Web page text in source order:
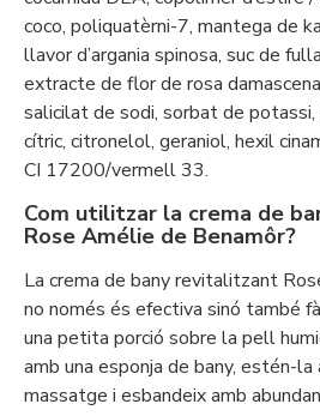
coco, poliquatèrni-7, mantega de
llavor d’argania spinosa, suc de
extracte de flor de rosa
salicilat de sodi, sorbat de
cítric, citronelol, geraniol, hexil
CI 17200/vermell 33.
Com utilitzar la crema de
Rose Amélie de Benamôr?
La crema de bany revitalitzant
no només és efectiva sinó també
una petita porció sobre la pell
amb una esponja de bany, estén-
massatge i esbandeix amb